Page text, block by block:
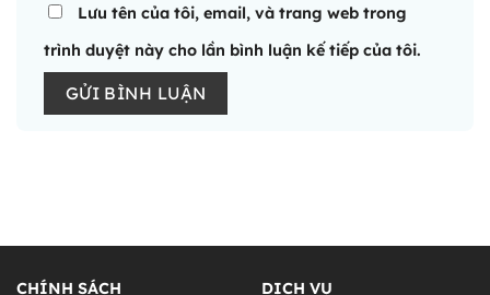
Lưu tên của tôi, email, và trang web trong
trình duyệt này cho lần bình luận kế tiếp của tôi.
CHÍNH SÁCH DỊCH VỤ